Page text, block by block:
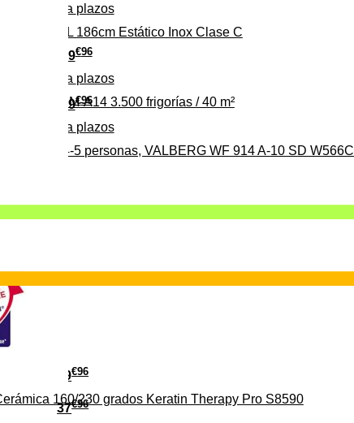
279€96
Pago a plazos
para 4-5 personas, VALBERG WF 914 A-10 SD W566C
Pago a plazos
C 315L 186cm Estático Inox Clase C
37€96
369€96
Pago a plazos
CLIM-A14 3.500 frigorías / 40 m²
29€96
160/230 grados Keratin Therapy Pro S8590